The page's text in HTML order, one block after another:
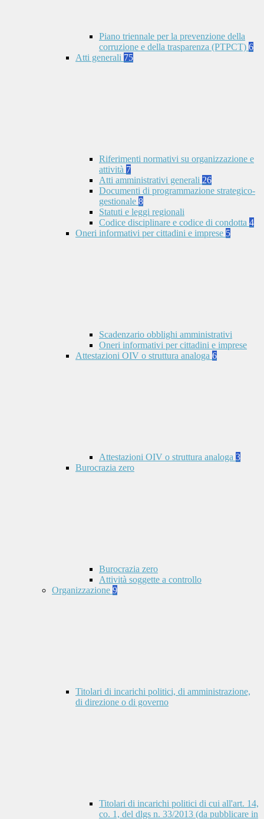
Piano triennale per la prevenzione della
corruzione e della trasparenza (PTPCT) 6
Atti generali 75
Riferimenti normativi su organizzazione e
attività 7
Atti amministrativi generali 26
Documenti di programmazione strategico-
gestionale 8
Statuti e leggi regionali
Codice disciplinare e codice di condotta 4
Oneri informativi per cittadini e imprese 5
Scadenzario obblighi amministrativi
Oneri informativi per cittadini e imprese
Attestazioni OIV o struttura analoga 6
Attestazioni OIV o struttura analoga 3
Burocrazia zero
Burocrazia zero
Attività soggette a controllo
Organizzazione 9
Titolari di incarichi politici, di amministrazione,
di direzione o di governo
Titolari di incarichi politici di cui all'art. 14,
co. 1, del dlgs n. 33/2013 (da pubblicare in